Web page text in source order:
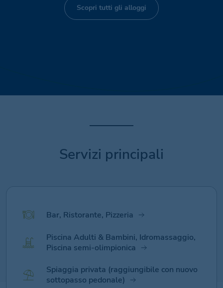
Scopri tutti gli alloggi
Servizi principali
Bar, Ristorante, Pizzeria
Piscina Adulti & Bambini, Idromassaggio,
Piscina semi-olimpionica
Spiaggia privata (raggiungibile con nuovo
sottopasso pedonale)